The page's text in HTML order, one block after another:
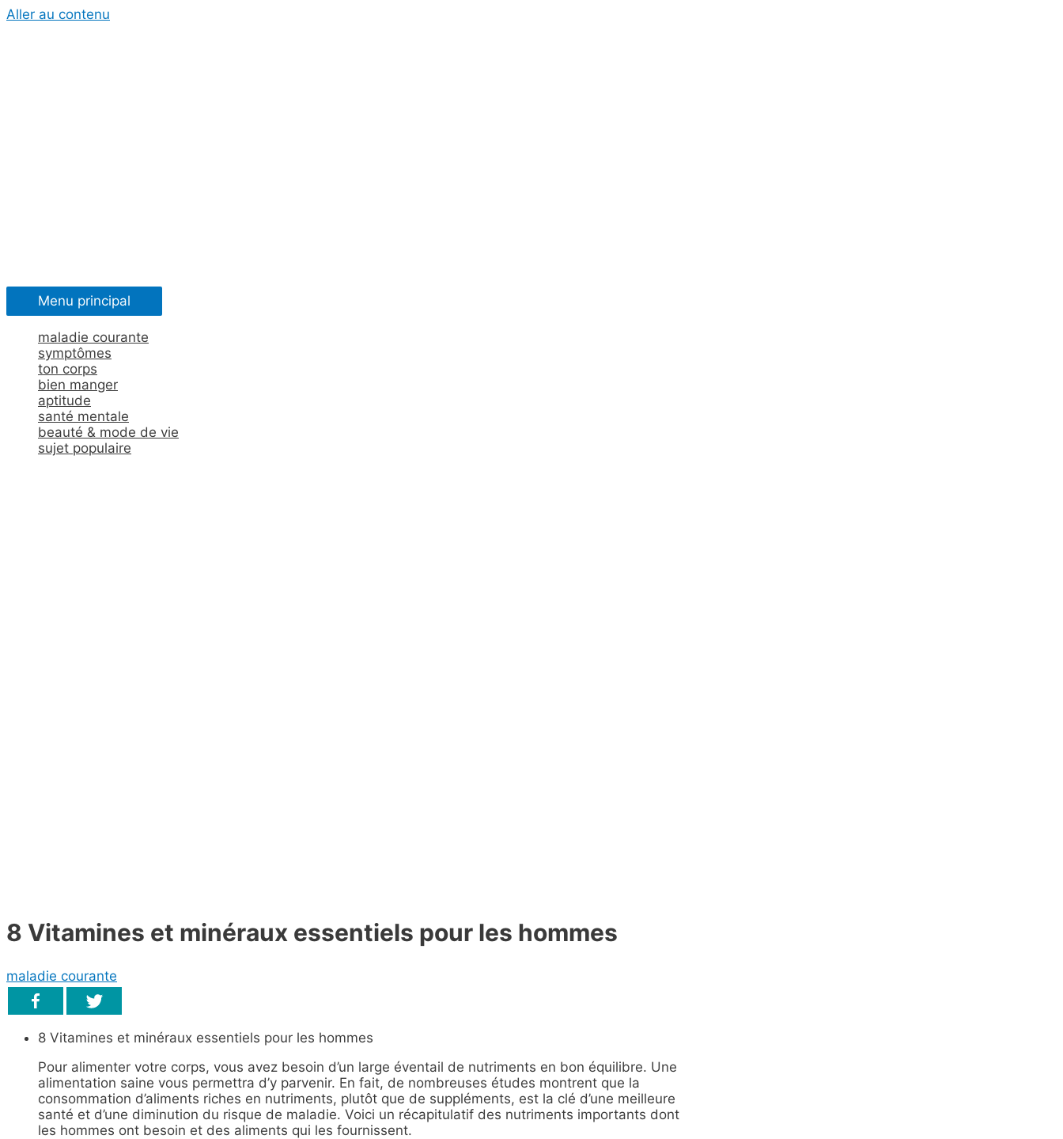
Aller au contenu
Menu principal
maladie courante
symptômes
ton corps
bien manger
aptitude
santé mentale
beauté & mode de vie
sujet populaire
8 Vitamines et minéraux essentiels pour les hommes
maladie courante
8 Vitamines et minéraux essentiels pour les hommes
Pour alimenter votre corps, vous avez besoin d’un large éventail de nutriments en bon équilibre. Une
alimentation saine vous permettra d’y parvenir. En fait, de nombreuses études montrent que la
consommation d’aliments riches en nutriments, plutôt que de suppléments, est la clé d’une meilleure
santé et d’une diminution du risque de maladie. Voici un récapitulatif des nutriments importants dont
les hommes ont besoin et des aliments qui les fournissent.